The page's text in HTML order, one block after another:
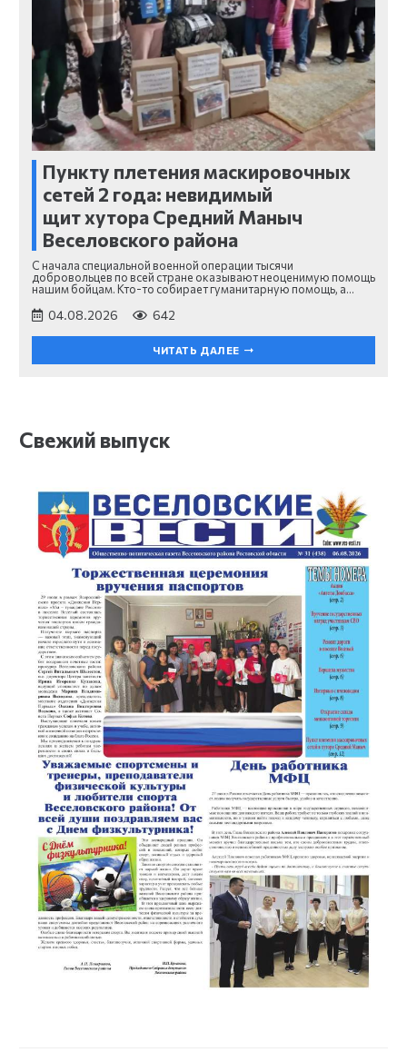
Пункту плетения маскировочных
сетей 2 года: невидимый
щит хутора Средний Маныч
Веселовского района
С начала специальной военной операции тысячи
добровольцев по всей стране оказывают неоценимую помощь
нашим бойцам. Кто-то собирает гуманитарную помощь, а…
04.08.2026 642
ЧИТАТЬ ДАЛЕЕ
Свежий выпуск